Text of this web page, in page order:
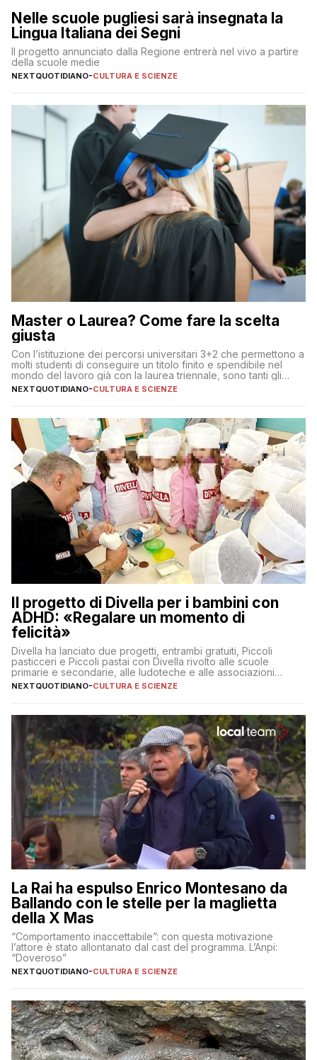
Nelle scuole pugliesi sarà insegnata la
Lingua Italiana dei Segni
Il progetto annunciato dalla Regione entrerà nel vivo a partire
della scuole medie
NEXTQUOTIDIANO-CULTURA E SCIENZE
Master o Laurea? Come fare la scelta
giusta
Con l’istituzione dei percorsi universitari 3+2 che permettono a
molti studenti di conseguire un titolo finito e spendibile nel
mondo del lavoro già con la laurea triennale, sono tanti gli
interrogativi che si pongono gli studenti una volta raggiunto
l’obiettivo di primo livello
NEXTQUOTIDIANO-CULTURA E SCIENZE
Il progetto di Divella per i bambini con
ADHD: «Regalare un momento di
felicità»
Divella ha lanciato due progetti, entrambi gratuiti, Piccoli
pasticceri e Piccoli pastai con Divella rivolto alle scuole
primarie e secondarie, alle ludoteche e alle associazioni
pugliesi che si occupano di bambini con ADHD
NEXTQUOTIDIANO-CULTURA E SCIENZE
La Rai ha espulso Enrico Montesano da
Ballando con le stelle per la maglietta
della X Mas
“Comportamento inaccettabile”: con questa motivazione
l’attore è stato allontanato dal cast del programma. L’Anpi:
“Doveroso”
NEXTQUOTIDIANO-CULTURA E SCIENZE